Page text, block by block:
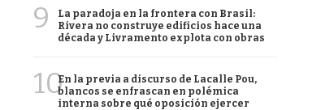
9
La paradoja en la frontera con Brasil:
Rivera no construye edificios hace una
década y Livramento explota con obras
10En la previa a discurso de Lacalle Pou,
blancos se enfrascan en polémica
interna sobre qué oposición ejercer